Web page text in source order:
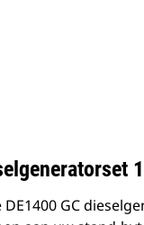
DE1400 GC